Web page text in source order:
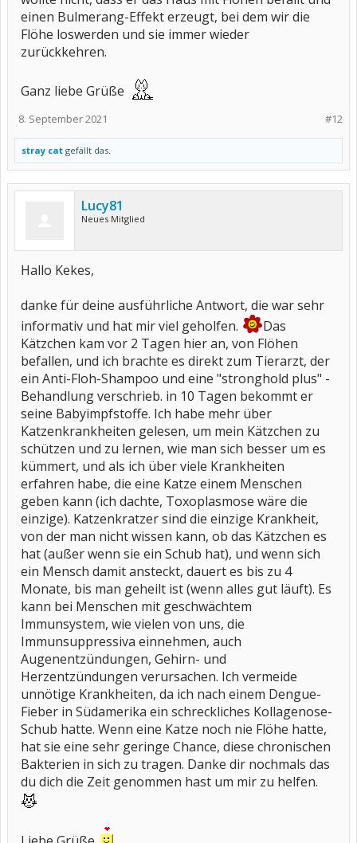
einen Bulmerang-Effekt erzeugt, bei dem wir die
Flöhe loswerden und sie immer wieder
zurückkehren.
Ganz liebe Grüße
#12
8. September 2021
stray cat gefällt das.
Lucy81
Neues Mitglied
Hallo Kekes,
danke für deine ausführliche Antwort, die war sehr
informativ und hat mir viel geholfen.
Das
Kätzchen kam vor 2 Tagen hier an, von Flöhen
befallen, und ich brachte es direkt zum Tierarzt, der
ein Anti-Floh-Shampoo und eine "stronghold plus" -
Behandlung verschrieb. in 10 Tagen bekommt er
seine Babyimpfstoffe. Ich habe mehr über
Katzenkrankheiten gelesen, um mein Kätzchen zu
schützen und zu lernen, wie man sich besser um es
kümmert, und als ich über viele Krankheiten
erfahren habe, die eine Katze einem Menschen
geben kann (ich dachte, Toxoplasmose wäre die
einzige). Katzenkratzer sind die einzige Krankheit,
von der man nicht wissen kann, ob das Kätzchen es
hat (außer wenn sie ein Schub hat), und wenn sich
ein Mensch damit ansteckt, dauert es bis zu 4
Monate, bis man geheilt ist (wenn alles gut läuft). Es
kann bei Menschen mit geschwächtem
Immunsystem, wie vielen von uns, die
Immunsuppressiva einnehmen, auch
Augenentzündungen, Gehirn- und
Herzentzündungen verursachen. Ich vermeide
unnötige Krankheiten, da ich nach einem Dengue-
Fieber in Südamerika ein schreckliches Kollagenose-
Schub hatte. Wenn eine Katze noch nie Flöhe hatte,
hat sie eine sehr geringe Chance, diese chronischen
Bakterien in sich zu tragen. Danke dir nochmals das
du dich die Zeit genommen hast um mir zu helfen.